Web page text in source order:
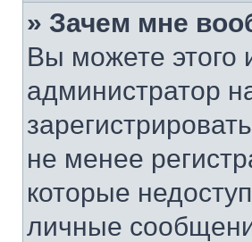
» Зачем мне
Вы можете этого
администратор
не менее
которые
личные